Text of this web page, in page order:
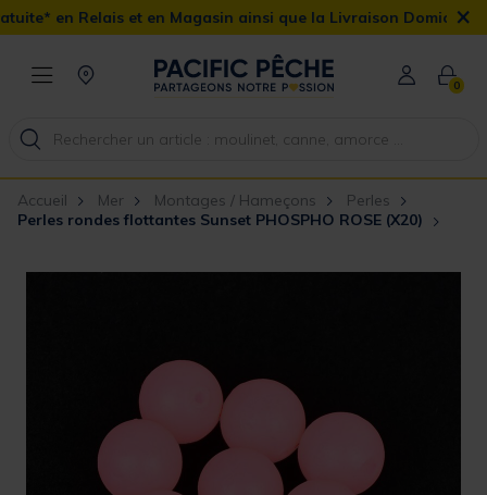
Magasin ainsi que la Livraison Domicile offerte dès 90€ ×
0
Accueil Mer Montages / Hameçons
Perles
Perles rondes flottantes Sunset PHOSPHO ROSE (X20)